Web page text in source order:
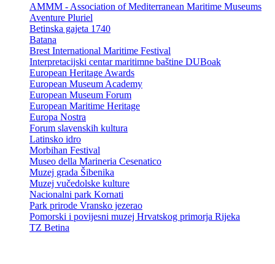
AMMM - Association of Mediterranean Maritime Museums
Aventure Pluriel
Betinska gajeta 1740
Batana
Brest International Maritime Festival
Interpretacijski centar maritimne baštine DUBoak
European Heritage Awards
European Museum Academy
European Museum Forum
European Maritime Heritage
Europa Nostra
Forum slavenskih kultura
Latinsko idro
Morbihan Festival
Museo della Marineria Cesenatico
Muzej grada Šibenika
Muzej vučedolske kulture
Nacionalni park Kornati
Park prirode Vransko jezerao
Pomorski i povijesni muzej Hrvatskog primorja Rijeka
TZ Betina